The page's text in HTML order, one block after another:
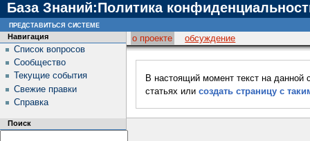
База Знаний:Политика
о проекте обсуждение
В настоящий момент текст на данной
статьях или создать страницу с
Навигация
Список вопросов
Сообщество
Текущие события
Свежие правки
Справка
Поиск
представиться системе